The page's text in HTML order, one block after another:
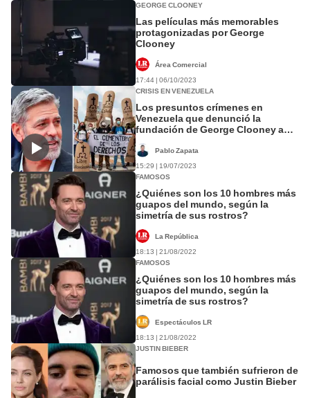
GEORGE CLOONEY
Las películas más memorables
protagonizadas por George
Clooney
Área Comercial
17:44 | 06/10/2023
CRISIS EN VENEZUELA
Los presuntos crímenes en
Venezuela que denunció la
fundación de George Clooney ante
Pablo Zapata
15:29 | 19/07/2023
FAMOSOS
¿Quiénes son los 10 hombres más
guapos del mundo, según la
simetría de sus rostros?
La República
18:13 | 21/08/2022
FAMOSOS
¿Quiénes son los 10 hombres más
guapos del mundo, según la
simetría de sus rostros?
Espectáculos LR
18:13 | 21/08/2022
JUSTIN BIEBER
Famosos que también sufrieron de
parálisis facial como Justin Bieber